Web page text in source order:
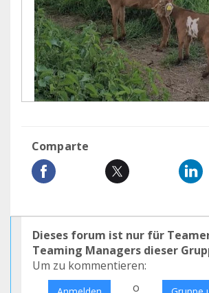
Comparte
Dieses forum ist nur für
Teaming Managers dieser
Um zu kommentieren:
o